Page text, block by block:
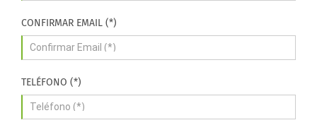
CONFIRMAR EMAIL (*)
TELÉFONO (*)